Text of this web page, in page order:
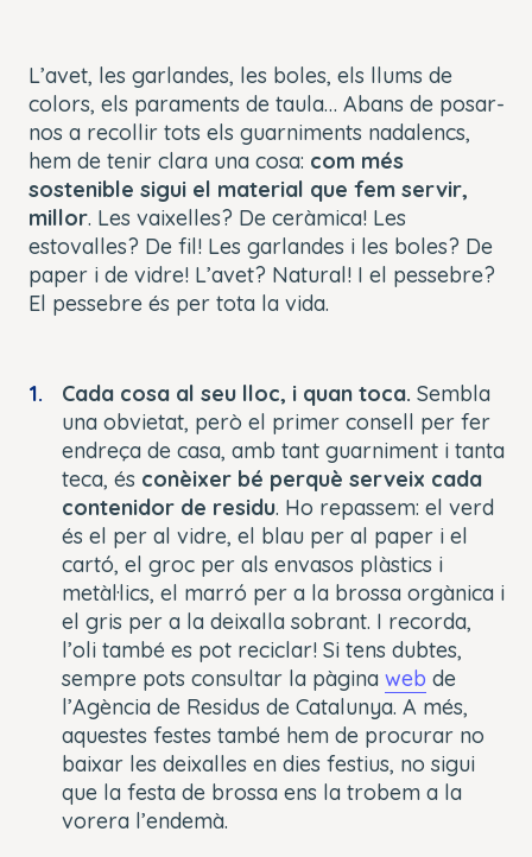
L’avet, les garlandes, les boles, els llums de
colors, els paraments de taula… Abans de posar-
nos a recollir tots els guarniments nadalencs,
hem de tenir clara una cosa: com més
sostenible sigui el material que fem servir,
millor. Les vaixelles? De ceràmica! Les
estovalles? De fil! Les garlandes i les boles? De
paper i de vidre! L’avet? Natural! I el pessebre?
El pessebre és per tota la vida.
Cada cosa al seu lloc, i quan toca. Sembla
una obvietat, però el primer consell per fer
endreça de casa, amb tant guarniment i tanta
teca, és conèixer bé perquè serveix cada
contenidor de residu. Ho repassem: el verd
és el per al vidre, el blau per al paper i el
cartó, el groc per als envasos plàstics i
metàl·lics, el marró per a la brossa orgànica i
el gris per a la deixalla sobrant. I recorda,
l’oli també es pot reciclar! Si tens dubtes,
sempre pots consultar la pàgina web de
l’Agència de Residus de Catalunya. A més,
aquestes festes també hem de procurar no
baixar les deixalles en dies festius, no sigui
que la festa de brossa ens la trobem a la
vorera l’endemà.